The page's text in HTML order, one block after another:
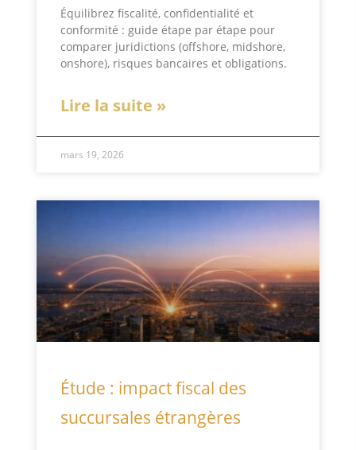
Équilibrez fiscalité, confidentialité et
conformité : guide étape par étape pour
comparer juridictions (offshore, midshore,
onshore), risques bancaires et obligations.
Lire la suite »
mars 19, 2026
Étude : impact fiscal des
succursales étrangères